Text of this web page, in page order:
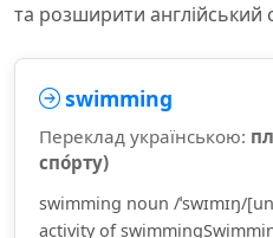
та розширити англійський
swimming
Переклад українською:
спо́рту)
swimming noun /ˈswɪmɪŋ/
activity of